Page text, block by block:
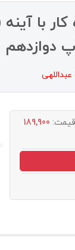
دوازدهم
قیمت: 189,900